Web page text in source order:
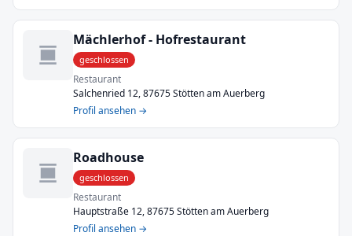
Mächlerhof - Hofrestaurant
geschlossen
Restaurant
Salchenried 12, 87675 Stötten am Auerberg
Profil ansehen →
Roadhouse
geschlossen
Restaurant
Hauptstraße 12, 87675 Stötten am Auerberg
Profil ansehen →